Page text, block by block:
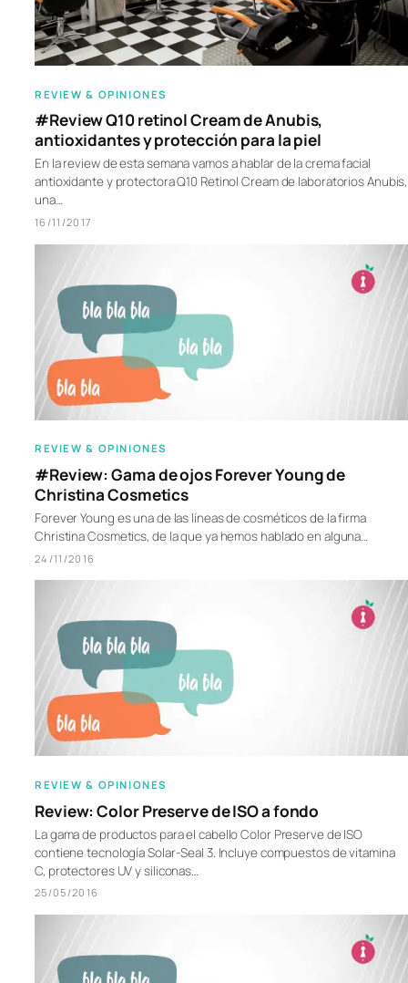
REVIEW & OPINIONES
#Review Q10 retinol Cream de Anubis,
antioxidantes y protección para la piel
En la review de esta semana vamos a hablar de la crema facial
antioxidante y protectora Q10 Retinol Cream de laboratorios Anubis,
una…
16/11/2017
REVIEW & OPINIONES
#Review: Gama de ojos Forever Young de
Christina Cosmetics
Forever Young es una de las líneas de cosméticos de la firma
Christina Cosmetics, de la que ya hemos hablado en alguna…
24/11/2016
REVIEW & OPINIONES
Review: Color Preserve de ISO a fondo
La gama de productos para el cabello Color Preserve de ISO
contiene tecnología Solar-Seal 3. Incluye compuestos de vitamina
C, protectores UV y siliconas…
25/05/2016